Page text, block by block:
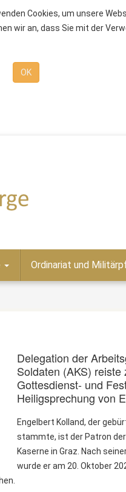
Cookies, um unsere
wir an, dass Sie mit der
OK
Ordinariat und
Delegation der
Soldaten (AKS) reiste
Gottesdienst- und
Heiligsprechung von
Engelbert Kolland, der
stammte, ist der Patron
Kaserne in Graz. Nach
wurde er am 20. Oktober